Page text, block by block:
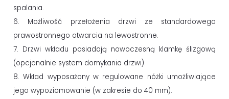
spalania.
6. Możliwość przełożenia drzwi ze standardowego
prawostronnego otwarcia na lewostronne.
7. Drzwi wkładu posiadają nowoczesną klamkę ślizgową
(opcjonalnie system domykania drzwi).
8. Wkład wyposażony w regulowane nóżki umożliwiające
jego wypoziomowanie (w zakresie do 40 mm).